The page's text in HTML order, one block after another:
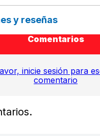
y reseñas
Comentarios
inicie sesión para
comentario